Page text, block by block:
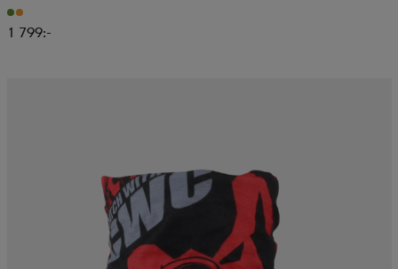
1 799:-